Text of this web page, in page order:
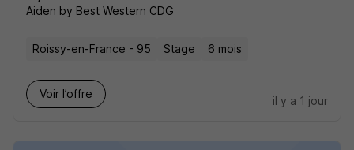
Aiden by Best Western CDG
Roissy-en-France - 95 Stage 6 mois
Voir l’offre
il y a 1 jour